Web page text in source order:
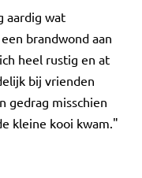
aardig wat
brandwond aan
heel rustig en at
bij vrienden
gedrag misschien
kleine kooi kwam."